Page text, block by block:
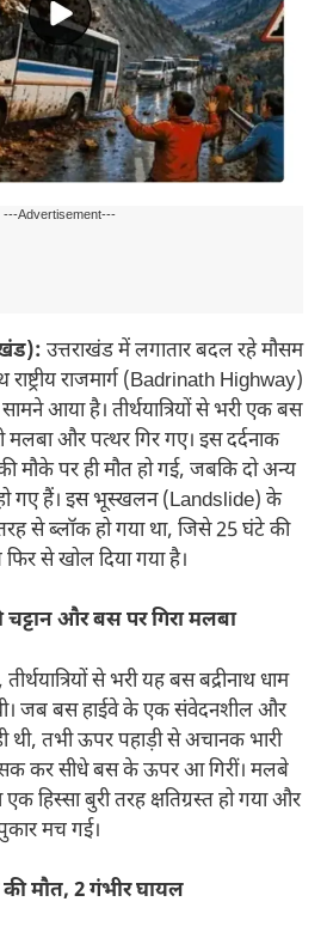
---Advertisement---
उत्तराखंड में लगातार बदल रहे मौसम
राजमार्ग (Badrinath Highway)
आया है। तीर्थयात्रियों से भरी एक बस
मलबा और पत्थर गिर गए। इस दर्दनाक
मौके पर ही मौत हो गई, जबकि दो अन्य
हो गए हैं। इस भूस्खलन (Landslide) के
तरह से ब्लॉक हो गया था, जिसे 25 घंटे की
से खोल दिया गया है।
और बस पर गिरा मलबा
से भरी यह बस बद्रीनाथ धाम
जब बस हाईवे के एक संवेदनशील और
थी, तभी ऊपर पहाड़ी से अचानक भारी
कर सीधे बस के ऊपर आ गिरीं। मलबे
बुरी तरह क्षतिग्रस्त हो गया और
मच गई।
मौत, 2 गंभीर घायल